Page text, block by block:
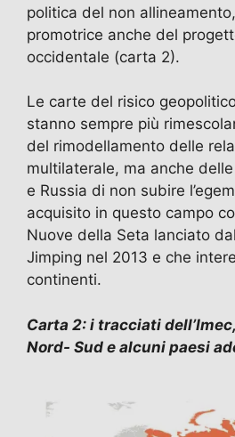
politica del non
promotrice anche del
occidentale (carta 2).
Le carte del risico
stanno sempre più
del rimodellamento delle
multilaterale, ma anche
e Russia di non subire
acquisito in questo campo
Nuove della Seta lanciato
Jimping nel 2013 e che
continenti.
Carta 2: i tracciati
Nord- Sud e alcuni paesi